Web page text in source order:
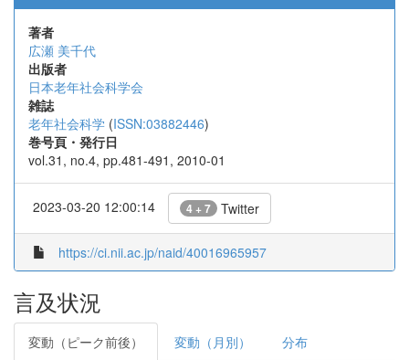
著者
広瀬 美千代
出版者
日本老年社会科学会
雑誌
老年社会科学 (ISSN:03882446)
巻号頁・発行日
vol.31, no.4, pp.481-491, 2010-01
2023-03-20 12:00:14 4 + 7 Twitter
https://ci.nii.ac.jp/naid/40016965957
言及状況
変動（ピーク前後） 変動（月別） 分布